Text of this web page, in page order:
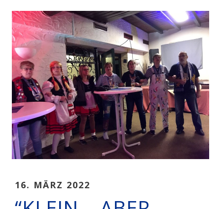
16. MÄRZ 2022